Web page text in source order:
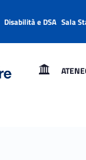
Disabilità e DSA Sala